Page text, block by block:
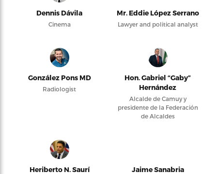
Dennis Dávila
Cinema
Mr. Eddie López Serrano
Lawyer and political analyst
González Pons MD
Radiologist
Hon. Gabriel “Gaby”
Hernández
Alcalde de Camuy y
presidente de la Federación
de Alcaldes
Heriberto N. Saurí Jaime Sanabria